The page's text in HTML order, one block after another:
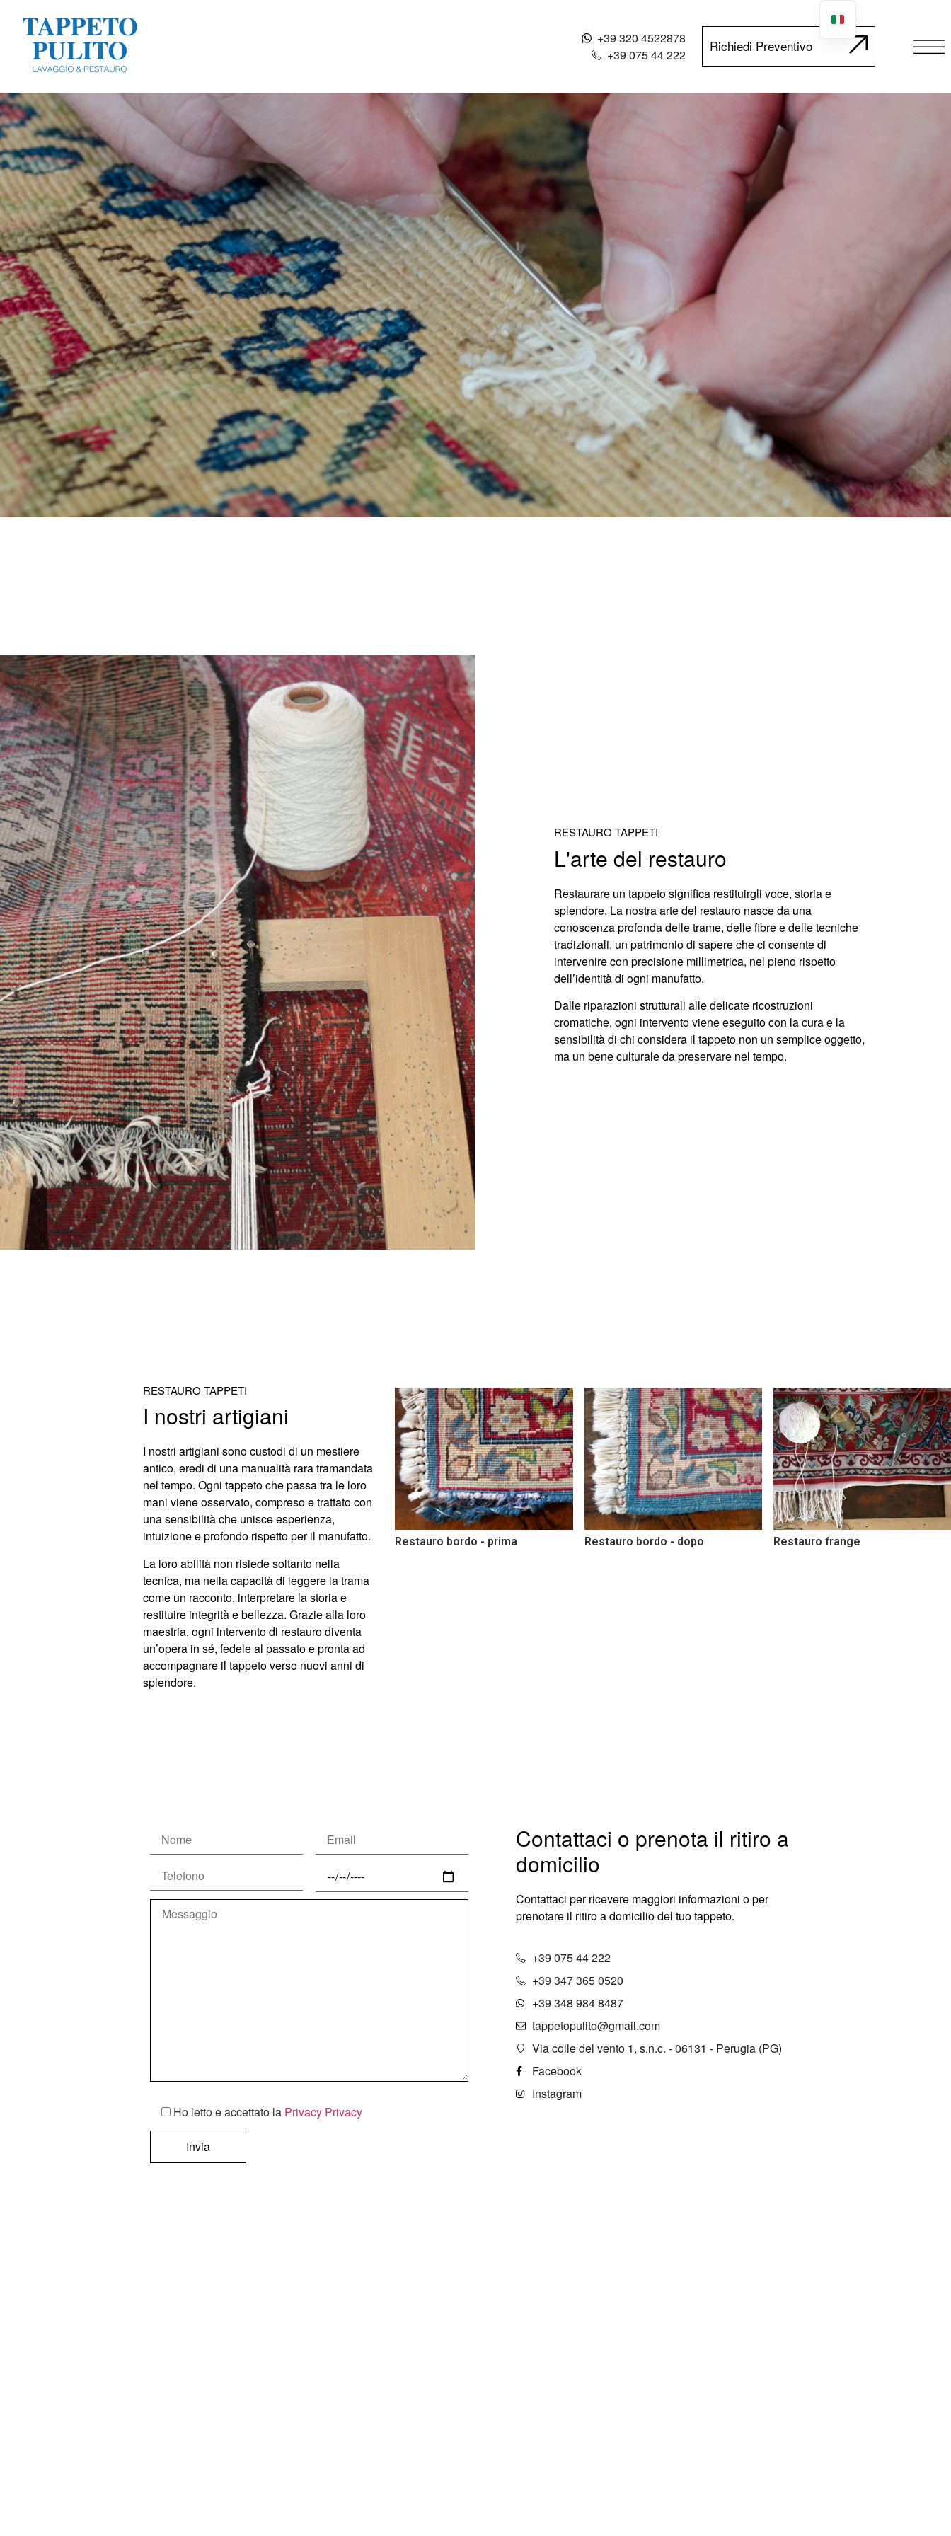
+39 320 4522878
+39 075 44 222
Richiedi Preventivo
RESTAURO TAPPETI
L'arte del restauro
Restaurare un tappeto significa restituirgli voce, storia e
splendore. La nostraarte del restauronasce da una
conoscenza profonda delle trame, delle fibre e delle tecniche
tradizionali, un patrimonio di sapere che ci consente di
intervenire con precisione millimetrica, nel pieno rispetto
dell’identità di ogni manufatto.
Dalle riparazioni strutturali alledelicate ricostruzioni
cromatiche, ogni intervento viene eseguito con lacura e la
sensibilità di chi considera il tappeto non un semplice oggetto,
ma un bene culturale da preservare nel tempo.
RESTAURO TAPPETI
I nostri artigiani
I nostri artigiani sonocustodi di un mestiere
antico, eredi di una manualità raratramandata
nel tempo. Ogni tappeto che passa tra le loro
mani vieneosservato, compreso e trattatocon
una sensibilità che unisceesperienza,
intuizione e profondo rispetto per il manufatto.
La loro abilità non risiede soltanto nella
tecnica, ma nellacapacità di leggere la trama
come un racconto, interpretare la storia e
restituire integrità e bellezza. Grazie alla loro
maestria, ogni intervento di restauro diventa
un’opera in sé, fedele al passato e pronta ad
accompagnare il tappeto verso nuovi anni di
splendore.
Restauro bordo - prima Restauro bordo - dopo Restauro frange Restauro bordo - prima
Ho letto e accettato la Privacy Privacy
Contattaci o prenota il ritiro a
domicilio
Contattaci per ricevere maggiori informazioni o per
prenotare il ritiro a domicilio del tuo tappeto.
+39 075 44 222
+39 347 365 0520
+39 348 984 8487
tappetopulito@gmail.com
Via colle del vento 1, s.n.c. - 06131 - Perugia (PG)
Facebook
Instagram